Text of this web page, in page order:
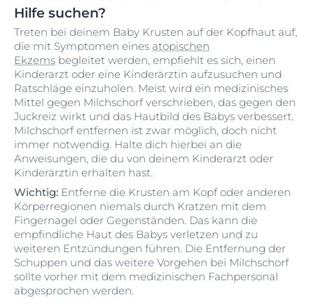
Hilfe suchen?
Treten bei deinem Baby Krusten auf der Kopfhaut auf,
die mit Symptomen eines atopischen
Ekzems begleitet werden, empfiehlt es sich, einen
Kinderarzt oder eine Kinderärztin aufzusuchen und
Ratschläge einzuholen. Meist wird ein medizinisches
Mittel gegen Milchschorf verschrieben, das gegen den
Juckreiz wirkt und das Hautbild des Babys verbessert.
Milchschorf entfernen ist zwar möglich, doch nicht
immer notwendig. Halte dich hierbei an die
Anweisungen, die du von deinem Kinderarzt oder
Kinderärztin erhalten hast.
Wichtig: Entferne die Krusten am Kopf oder anderen
Körperregionen niemals durch Kratzen mit dem
Fingernagel oder Gegenständen. Das kann die
empfindliche Haut des Babys verletzen und zu
weiteren Entzündungen führen. Die Entfernung der
Schuppen und das weitere Vorgehen bei Milchschorf
sollte vorher mit dem medizinischen Fachpersonal
abgesprochen werden.